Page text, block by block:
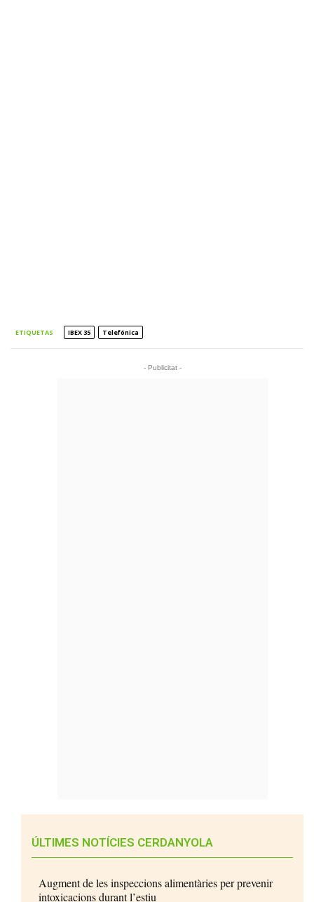
ETIQUETAS IBEX 35 Telefónica
- Publicitat -
ÚLTIMES NOTÍCIES CERDANYOLA
Augment de les inspeccions alimentàries per prevenir
intoxicacions durant l’estiu